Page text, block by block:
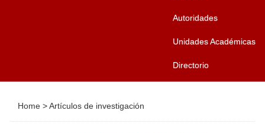
Autoridades
Unidades Académicas
Directorio
Home >Artículos de investigación